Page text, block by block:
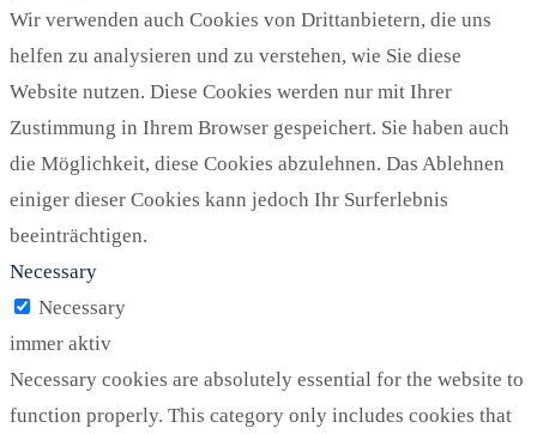
Wir verwenden auch Cookies von Drittanbietern, die uns
helfen zu analysieren und zu verstehen, wie Sie diese
Website nutzen. Diese Cookies werden nur mit Ihrer
Zustimmung in Ihrem Browser gespeichert. Sie haben auch
die Möglichkeit, diese Cookies abzulehnen. Das Ablehnen
einiger dieser Cookies kann jedoch Ihr Surferlebnis
beeinträchtigen.
Necessary
Necessary
immer aktiv
Necessary cookies are absolutely essential for the website to
function properly. This category only includes cookies that